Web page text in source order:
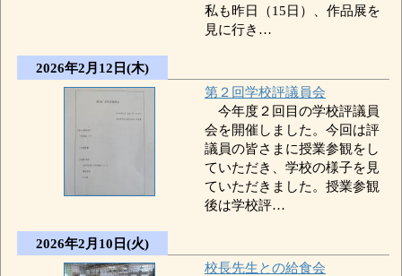
私も昨日（15日）、作品展を
見に行き…
2026年2月12日(木)
第２回学校評議員会
今年度２回目の学校評議員
会を開催しました。今回は評
議員の皆さまに授業参観をし
ていただき、学校の様子を見
ていただきました。授業参観
後は学校評…
2026年2月10日(火)
校長先生との給食会